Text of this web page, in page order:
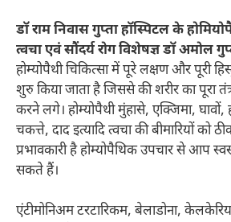
डॉ राम निवास गुप्ता हॉस्पिटल के
त्वचा एवं सौंदर्य रोग विशेषज्ञ डॉ अमोल
होम्योपैथी चिकित्सा में पूरे लक्षण और पूरी
शुरु किया जाता है जिससे की शरीर का पूरा
करने लगे। होम्योपैथी मुंहासे, एक्जिमा, घावों,
चकत्ते, दाद इत्यादि त्वचा की बीमारियों को
प्रभावकारी है होम्योपैथिक उपचार से आप
सकते हैं।
एंटीमोनिअम टरटारिकम, बेलाडोना,